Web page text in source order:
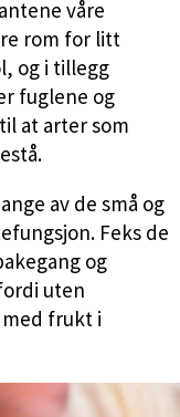
våre
rom for litt
og i tillegg
fuglene og
at arter som
av de små og
Feks de
og
uten
frukt i